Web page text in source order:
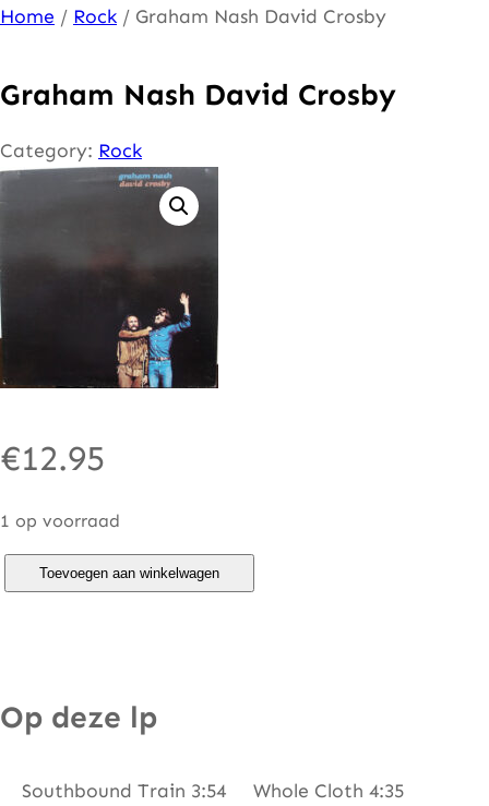
Ga
de
inhoud
Home / Rock / Graham Nash David Crosby
Graham Nash David Crosby
Category: Rock
€12.95
1 op voorraad
m
Toevoegen aan winkelwagen
Op deze lp
Southbound Train 3:54 Whole Cloth 4:35